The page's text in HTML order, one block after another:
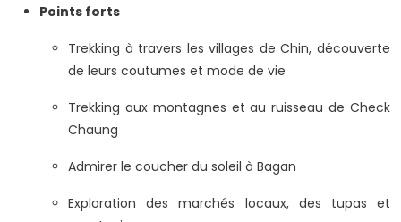
Points forts
Trekking à travers les villages de Chin, découverte
de leurs coutumes et mode de vie
Trekking aux montagnes et au ruisseau de Check
Chaung
Admirer le coucher du soleil à Bagan
Exploration des marchés locaux, des tupas et